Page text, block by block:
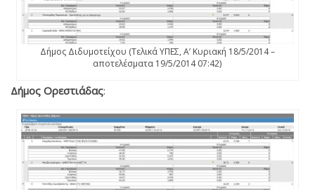
Δήμος Διδυμοτείχου (Τελικά ΥΠΕΣ, Α’ Κυριακή 18/5/2014 –
αποτελέσματα 19/5/2014 07:42)
Δήμος Ορεστιάδας: